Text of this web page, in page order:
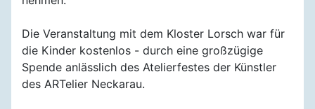
Die Veranstaltung mit dem Kloster Lorsch war für
die Kinder kostenlos - durch eine großzügige
Spende anlässlich des Atelierfestes der Künstler
des ARTelier Neckarau.